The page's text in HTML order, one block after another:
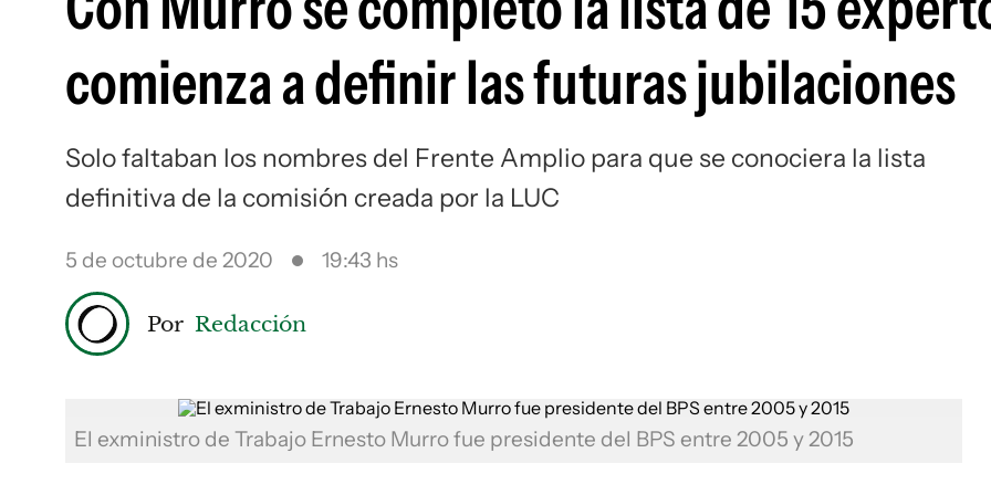
comienza a definir las futuras jubilaciones
Solo faltaban los nombres del Frente Amplio para que se conociera la lista
definitiva de la comisión creada por la LUC
5 de octubre de 2020 19:43 hs
Por Redacción
El exministro de Trabajo Ernesto Murro fue presidente del BPS entre 2005 y 2015